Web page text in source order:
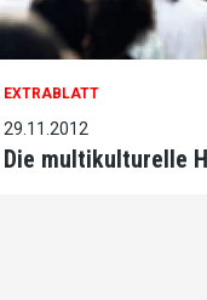
EXTRABLATT
29.11.2012
Die multikulturelle